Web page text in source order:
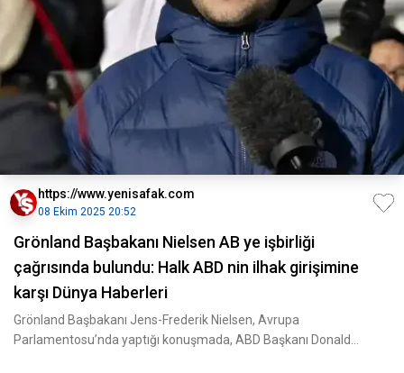
https://www.yenisafak.com
08 Ekim 2025 20:52
Grönland Başbakanı Nielsen AB ye işbirliği
çağrısında bulundu: Halk ABD nin ilhak girişimine
karşı Dünya Haberleri
Grönland Başbakanı Jens-Frederik Nielsen, Avrupa
Parlamentosu’nda yaptığı konuşmada, ABD Başkanı Donald